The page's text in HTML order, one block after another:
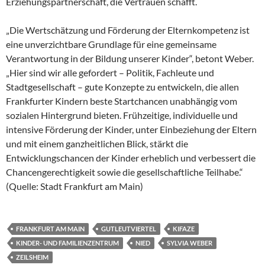
„Die Wertschätzung und Förderung der Elternkompetenz ist
eine unverzichtbare Grundlage für eine gemeinsame
Verantwortung in der Bildung unserer Kinder“, betont Weber.
„Hier sind wir alle gefordert – Politik, Fachleute und
Stadtgesellschaft – gute Konzepte zu entwickeln, die allen
Frankfurter Kindern beste Startchancen unabhängig vom
sozialen Hintergrund bieten. Frühzeitige, individuelle und
intensive Förderung der Kinder, unter Einbeziehung der Eltern
und mit einem ganzheitlichen Blick, stärkt die
Entwicklungschancen der Kinder erheblich und verbessert die
Chancengerechtigkeit sowie die gesellschaftliche Teilhabe.“
(Quelle: Stadt Frankfurt am Main)
FRANKFURT AM MAIN GUTLEUTVIERTEL
KIFAZE
KINDER- UND FAMILIENZENTRUM
NIED
SYLVIA WEBER
ZEILSHEIM